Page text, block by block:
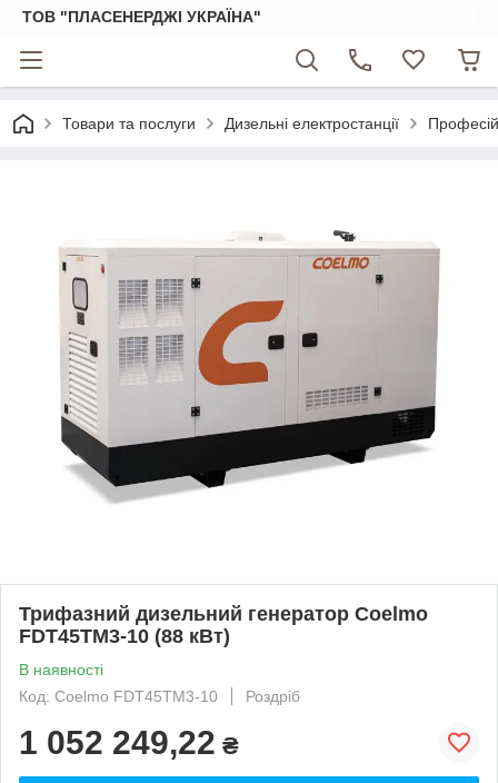
ТОВ "ПЛАСЕНЕРДЖІ УКРАЇНА"
Товари та послуги Дизельні електростанції
Трифазний дизельний генератор Coelmo
FDT45TM3-10 (88 кВт)
В наявності
Код: Coelmo FDT45TM3-10
Роздріб
1 052 249,22 ₴